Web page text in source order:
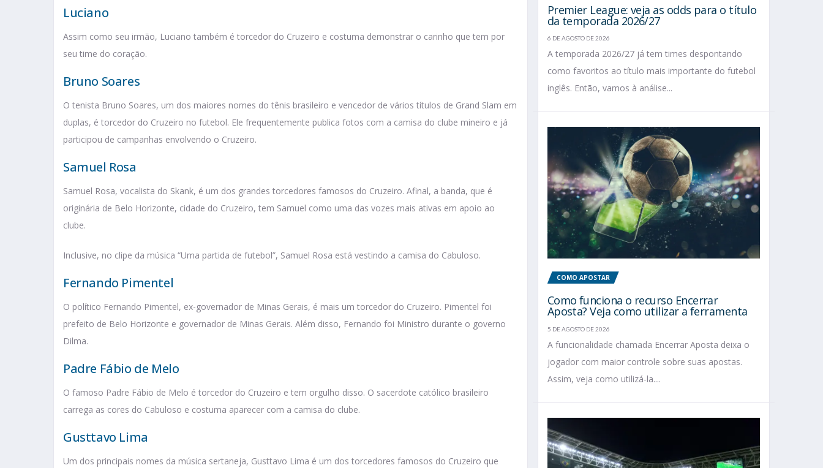
Luciano
Assim como seu irmão, Luciano também é torcedor do Cruzeiro e costuma demonstrar o carinho que tem por
seu time do coração.
Bruno Soares
O tenista Bruno Soares, um dos maiores nomes do tênis brasileiro e vencedor de vários títulos de Grand Slam em
duplas, é torcedor do Cruzeiro no futebol. Ele frequentemente publica fotos com a camisa do clube mineiro e já
participou de campanhas envolvendo o Cruzeiro.
Samuel Rosa
Samuel Rosa, vocalista do Skank, é um dos grandes torcedores famosos do Cruzeiro. Afinal, a banda, que é
originária de Belo Horizonte, cidade do Cruzeiro, tem Samuel como uma das vozes mais ativas em apoio ao
clube.
Inclusive, no clipe da música “Uma partida de futebol”, Samuel Rosa está vestindo a camisa do Cabuloso.
Fernando Pimentel
O político Fernando Pimentel, ex-governador de Minas Gerais, é mais um torcedor do Cruzeiro. Pimentel foi
prefeito de Belo Horizonte e governador de Minas Gerais. Além disso, Fernando foi Ministro durante o governo
Dilma.
Padre Fábio de Melo
O famoso Padre Fábio de Melo é torcedor do Cruzeiro e tem orgulho disso. O sacerdote católico brasileiro
carrega as cores do Cabuloso e costuma aparecer com a camisa do clube.
Gusttavo Lima
Um dos principais nomes da música sertaneja, Gusttavo Lima é um dos torcedores famosos do Cruzeiro que
Premier League: veja as odds para o título
da temporada 2026/27
6 DE AGOSTO DE 2026
A temporada 2026/27 já tem times despontando
como favoritos ao título mais importante do futebol
inglês. Então, vamos à análise...
COMO APOSTAR
Como funciona o recurso Encerrar
Aposta? Veja como utilizar a ferramenta
5 DE AGOSTO DE 2026
A funcionalidade chamada Encerrar Aposta deixa o
jogador com maior controle sobre suas apostas.
Assim, veja como utilizá-la....